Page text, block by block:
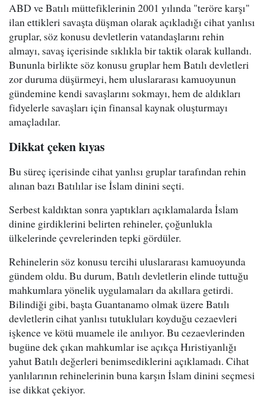
ABD ve Batılı müttefiklerinin 2001 yılında "teröre karşı"
ilan ettikleri savaşta düşman olarak açıkladığı cihat yanlısı
gruplar, söz konusu devletlerin vatandaşlarını rehin
almayı, savaş içerisinde sıklıkla bir taktik olarak kullandı.
Bununla birlikte söz konusu gruplar hem Batılı devletleri
zor duruma düşürmeyi, hem uluslararası kamuoyunun
gündemine kendi savaşlarını sokmayı, hem de aldıkları
fidyelerle savaşları için finansal kaynak oluşturmayı
amaçladılar.
Dikkat çeken kıyas
Bu süreç içerisinde cihat yanlısı gruplar tarafından rehin
alınan bazı Batılılar ise İslam dinini seçti.
Serbest kaldıktan sonra yaptıkları açıklamalarda İslam
dinine girdiklerini belirten rehineler, çoğunlukla
ülkelerinde çevrelerinden tepki gördüler.
Rehinelerin söz konusu tercihi uluslararası kamuoyunda
gündem oldu. Bu durum, Batılı devletlerin elinde tuttuğu
mahkumlara yönelik uygulamaları da akıllara getirdi.
Bilindiği gibi, başta Guantanamo olmak üzere Batılı
devletlerin cihat yanlısı tutukluları koyduğu cezaevleri
işkence ve kötü muamele ile anılıyor. Bu cezaevlerinden
bugüne dek çıkan mahkumlar ise açıkça Hıristiyanlığı
yahut Batılı değerleri benimsediklerini açıklamadı. Cihat
yanlılarının rehinelerinin buna karşın İslam dinini seçmesi
ise dikkat çekiyor.